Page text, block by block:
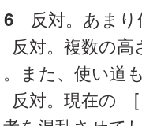
反対。あまり
反対。複数の高
。また、使い道
反対。現在の　